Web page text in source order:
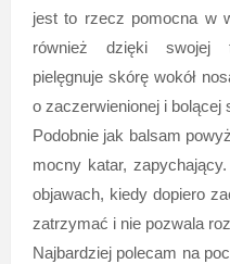
jest to rzecz pomocna w
również dzięki swojej
pielęgnuje skórę wokół
o zaczerwienionej i bolącej
Podobnie jak balsam
mocny katar,
objawach, kiedy dopiero
zatrzymać i nie pozwala
Najbardziej polecam na